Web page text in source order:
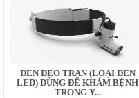
ĐÈN ĐEO TRÁN (LOẠI ĐÈN
LED) DÙNG ĐỂ KHÁM BỆNH
TRONG Y...